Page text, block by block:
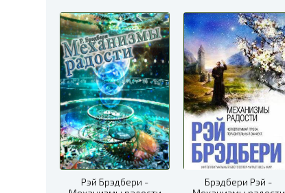
08 Быть может, мы должны уйти
09 Вот ты и дома, моряк
10 El Dia De Muerte
11 Иллюстрированная женщина
12 Кое-кто живёт как Лазарь
13 Хитроумного замысла чудо
Рэй Брэдбери -
Брэдбери Рэй -